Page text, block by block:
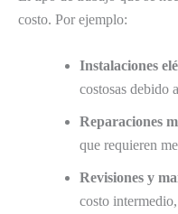
costo. Por ejemplo:
Instalaciones
costosas debido
Reparaciones
que requieren
Revisiones y
costo